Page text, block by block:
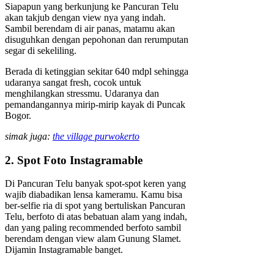
Siapapun yang berkunjung ke Pancuran Telu
akan takjub dengan view nya yang indah.
Sambil berendam di air panas, matamu akan
disuguhkan dengan pepohonan dan rerumputan
segar di sekeliling.
Berada di ketinggian sekitar 640 mdpl sehingga
udaranya sangat fresh, cocok untuk
menghilangkan stressmu. Udaranya dan
pemandangannya mirip-mirip kayak di Puncak
Bogor.
simak juga: the village purwokerto
2. Spot Foto Instagramable
Di Pancuran Telu banyak spot-spot keren yang
wajib diabadikan lensa kameramu. Kamu bisa
ber-selfie ria di spot yang bertuliskan Pancuran
Telu, berfoto di atas bebatuan alam yang indah,
dan yang paling recommended berfoto sambil
berendam dengan view alam Gunung Slamet.
Dijamin Instagramable banget.